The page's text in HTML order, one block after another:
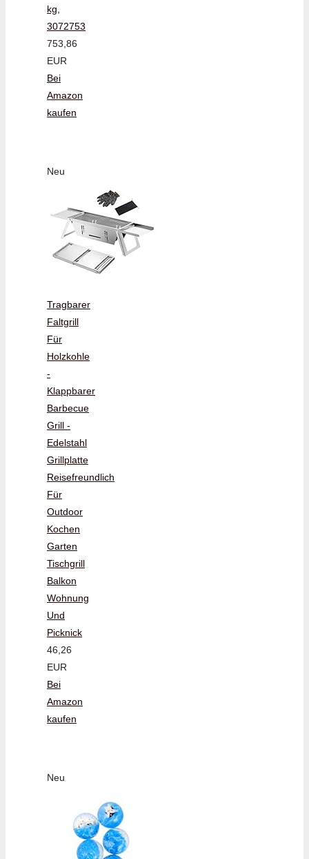
kg,
3072753
753,86
EUR
Bei
Amazon
kaufen
Neu
Tragbarer
Faltgrill
Für
Holzkohle
-
Klappbarer
Barbecue
Grill -
Edelstahl
Grillplatte
Reisefreundlich
Für
Outdoor
Kochen
Garten
Tischgrill
Balkon
Wohnung
Und
Picknick
46,26
EUR
Bei
Amazon
kaufen
Neu